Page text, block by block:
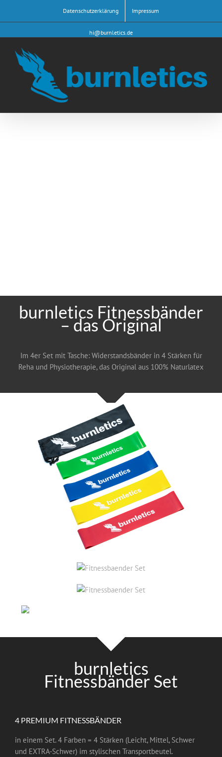
Datenschutzerklärung Impressum
hi@burnletics.de
burnletics Fitnessbänder
– das Original
Im 4er Set mit Tasche: Widerstandsbänder in 4 Stärken für
Reha und Physiotherapie, das Original aus 100% Naturlatex
burnletics
Fitnessbänder Set
4 PREMIUM FITNESSBÄNDER
in einem Set. 4 Farben = 4 Stärken (Leicht, Mittel, Schwer
und EXTRA-Schwer) im stylischen Transportbeutel.